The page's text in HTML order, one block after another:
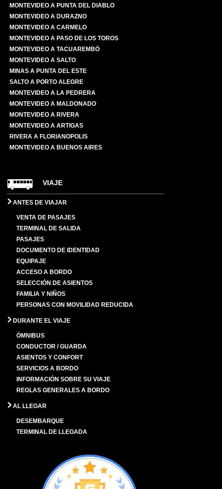
MONTEVIDEO A PUNTA DEL DIABLO
MONTEVIDEO A DURAZNO
MONTEVIDEO A CARMELO
MONTEVIDEO A PASO DE LOS TOROS
MONTEVIDEO A TACUAREMBÓ
MONTEVIDEO A SALTO
MINAS A PUNTA DEL ESTE
SALTO A PORTO ALEGRE
MONTEVIDEO A LA PEDRERA
MONTEVIDEO A MALDONADO
MONTEVIDEO A RIVERA
MONTEVIDEO A ARTIGAS
RIVERA A FLORIANOPOLIS
MONTEVIDEO A BUENOS AIRES
VIAJE
ANTES DE VIAJAR
VENTA DE PASAJES
TERMINAL DE SALIDA
PASAJES
DOCUMENTO DE IDENTIDAD
EQUIPAJE
ACCESO A BORDO
SELECCIÓN DE ASIENTOS
FAMILIA Y NIÑOS
PERSONAS CON MOVILIDAD REDUCIDA
DURANTE EL VIAJE
ÓMNIBUS
CONDUCTOR / GUARDA
ASIENTOS Y CONFORT
SERVICIOS A BORDO
INFORMACIÓN SOBRE SU VIAJE
REGLAS GENERALES A BORDO
AL LLEGAR
DESEMBARQUE
TERMINAL DE LLEGADA